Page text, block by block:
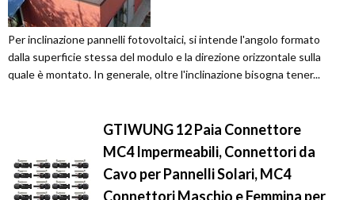
Per inclinazione pannelli fotovoltaici, si intende l'angolo formato
dalla superficie stessa del modulo e la direzione orizzontale sulla
quale è montato. In generale, oltre l'inclinazione bisogna tener...
GTIWUNG 12 Paia Connettore
MC4 Impermeabili, Connettori da
Cavo per Pannelli Solari, MC4
Connettori Maschio e Femmina per